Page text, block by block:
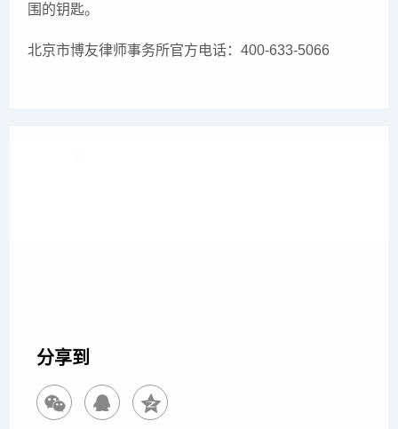
围的钥匙。
北京市博友律师事务所官方电话：400-633-5066
分享到